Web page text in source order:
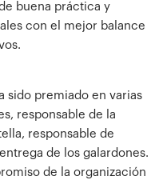
buena práctica y
con el mejor balance
sido premiado en varias
responsable de la
responsable de
de los galardones.
de la organización